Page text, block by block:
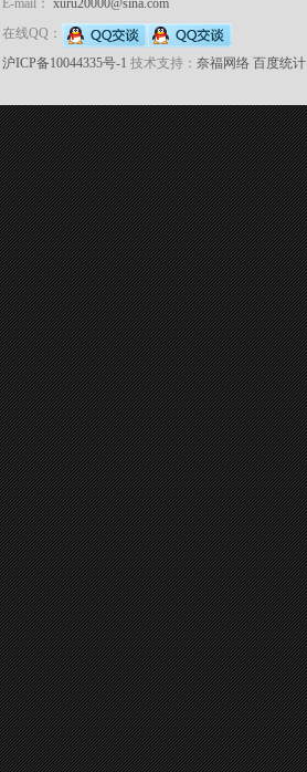
E-mail： xuru20000@sina.com
在线QQ：
沪ICP备10044335号-1 技术支持： 奈福网络 百度统计